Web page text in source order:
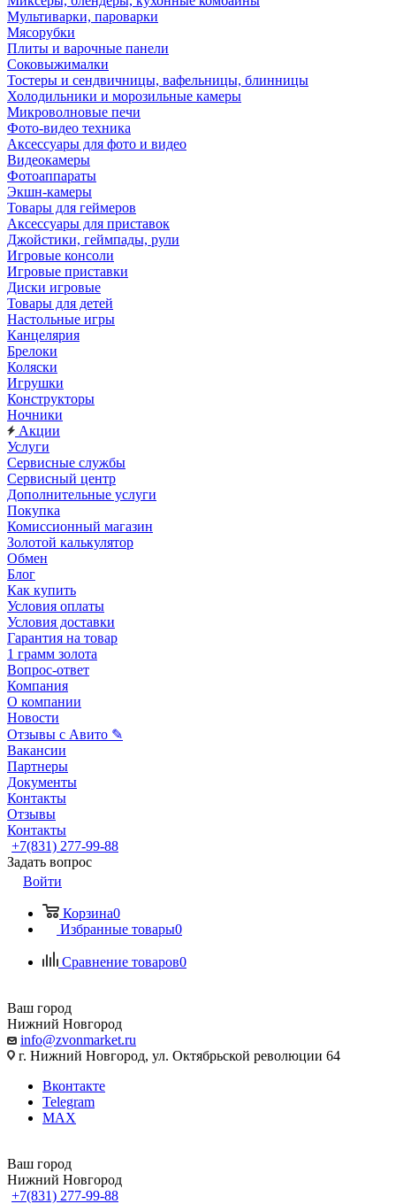
Мультиварки, пароварки
Мясорубки
Плиты и варочные панели
Соковыжималки
Тостеры и сендвичницы, вафельницы, блинницы
Холодильники и морозильные камеры
Микроволновые печи
Фото-видео техника
Аксессуары для фото и видео
Видеокамеры
Фотоаппараты
Экшн-камеры
Товары для геймеров
Аксессуары для приставок
Джойстики, геймпады, рули
Игровые консоли
Игровые приставки
Диски игровые
Товары для детей
Настольные игры
Канцелярия
Брелоки
Коляски
Игрушки
Конструкторы
Ночники
Акции
Услуги
Сервисные службы
Сервисный центр
Дополнительные услуги
Покупка
Комиссионный магазин
Золотой калькулятор
Обмен
Блог
Как купить
Условия оплаты
Условия доставки
Гарантия на товар
1 грамм золота
Вопрос-ответ
Компания
О компании
Новости
Отзывы с Авито ✎
Вакансии
Партнеры
Документы
Контакты
Отзывы
Контакты
+7(831) 277-99-88
Задать вопрос
Войти
Корзина0
Избранные товары0
Сравнение товаров0
Ваш город
Нижний Новгород
info@zvonmarket.ru
г. Нижний Новгород, ул. Октябрьской революции 64
Вконтакте
Telegram
MAX
Ваш город
Нижний Новгород
+7(831) 277-99-88